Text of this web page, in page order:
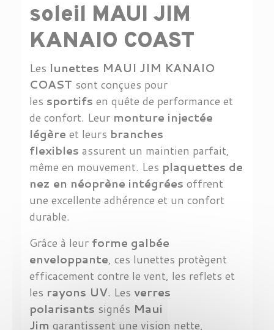
soleil MAUI JIM
KANAIO COAST
Les lunettes MAUI JIM KANAIO
COAST sont conçues pour
les sportifs en quête de performance et
de confort. Leur monture injectée
légère et leurs branches
flexibles assurent un maintien parfait,
même en mouvement. Les plaquettes de
nez en néoprène intégrées offrent
une excellente adhérence et un confort
durable.
Grâce à leur forme galbée
enveloppante, ces lunettes protègent
efficacement contre le vent, les reflets et
les rayons UV. Les verres
polarisants signés Maui
Jim garantissent une vision nette,